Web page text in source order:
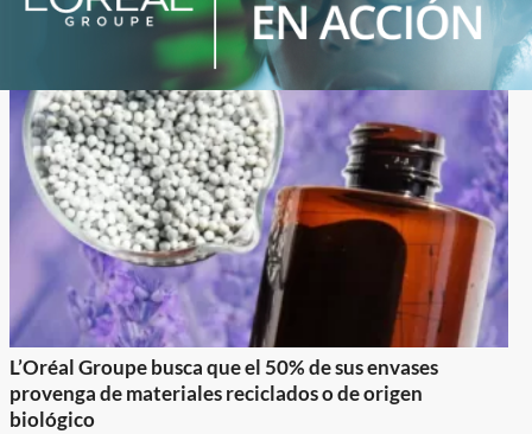
L’Oréal Groupe busca que el 50% de sus envases
provenga de materiales reciclados o de origen
biológico